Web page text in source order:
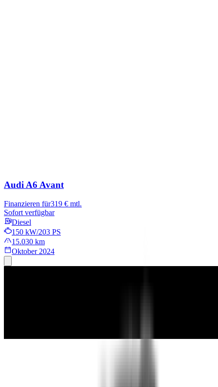
Audi A6 Avant
Finanzieren für319 € mtl.
Sofort verfügbar
Diesel
150 kW/203 PS
15.030 km
Oktober 2024